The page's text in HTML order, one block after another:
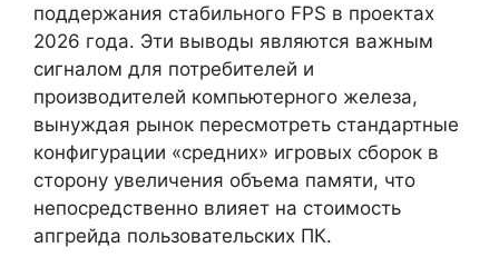
поддержания стабильного FPS в проектах
2026 года. Эти выводы являются важным
сигналом для потребителей и
производителей компьютерного железа,
вынуждая рынок пересмотреть стандартные
конфигурации «средних» игровых сборок в
сторону увеличения объема памяти, что
непосредственно влияет на стоимость
апгрейда пользовательских ПК.